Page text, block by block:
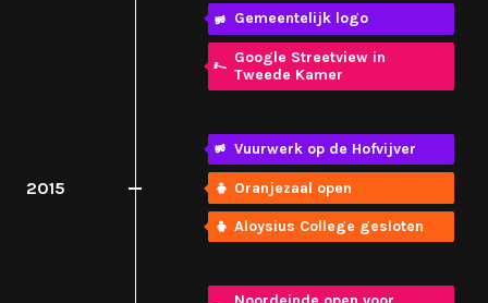
Gemeentelijk logo
Google Streetview in
Tweede Kamer
2015
Vuurwerk op de Hofvijver
Oranjezaal open
Aloysius College gesloten